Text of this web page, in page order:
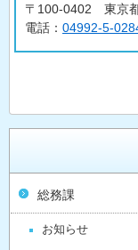
〒100-0402 東京
電話： 04992-5-
総務課
お知らせ